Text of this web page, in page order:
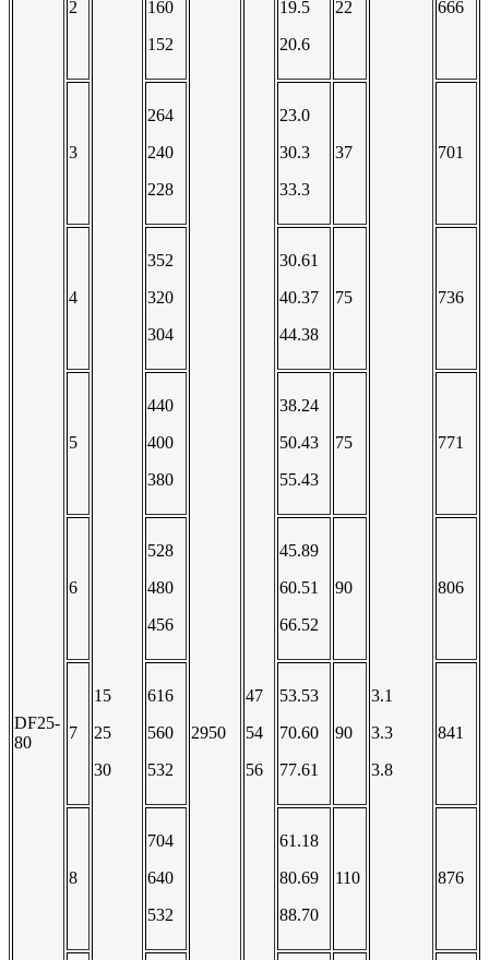
DF25-
80
2
15
25
30
160
152
2950
47
54
56
19.5
20.6
22
3.1
3.3
3.8
666
3
264
240
228
23.0
30.3
33.3
37 701
4
352
320
304
30.61
40.37
44.38
75 736
5
440
400
380
38.24
50.43
55.43
75 771
6
528
480
456
45.89
60.51
66.52
90 806
7
616
560
532
53.53
70.60
77.61
90 841
8
704
640
532
61.18
80.69
88.70
110 876